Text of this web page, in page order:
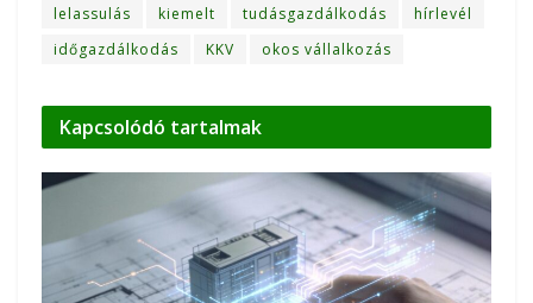
lelassulás
kiemelt tudásgazdálkodás
hírlevél
időgazdálkodás
KKV okos vállalkozás
Kapcsolódó tartalmak